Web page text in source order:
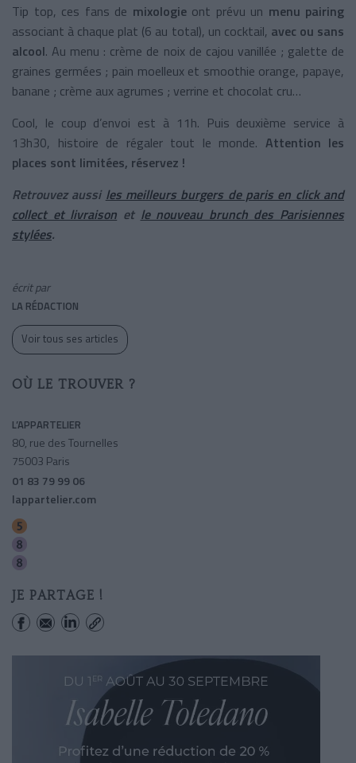
Tip top, ces fans de mixologie ont prévu un menu pairing
associant à chaque plat (6 au total), un cocktail, avec ou sans
alcool. Au menu : crème de noix de cajou vanillée ; galette de
graines germées ; pain moelleux et smoothie orange, papaye,
banane ; crème aux agrumes ; verrine et chocolat cru…
Cool, le coup d’envoi est à 11h. Puis deuxième service à
13h30, histoire de régaler tout le monde. Attention les
places sont limitées, réservez !
Retrouvez aussi les meilleurs burgers de paris en click and
collect et livraison et le nouveau brunch des Parisiennes
stylées.
écrit par
LA RÉDACTION
Voir tous ses articles
OÙ LE TROUVER ?
L’APPARTELIER
80, rue des Tournelles
75003 Paris
01 83 79 99 06
lappartelier.com
JE PARTAGE !